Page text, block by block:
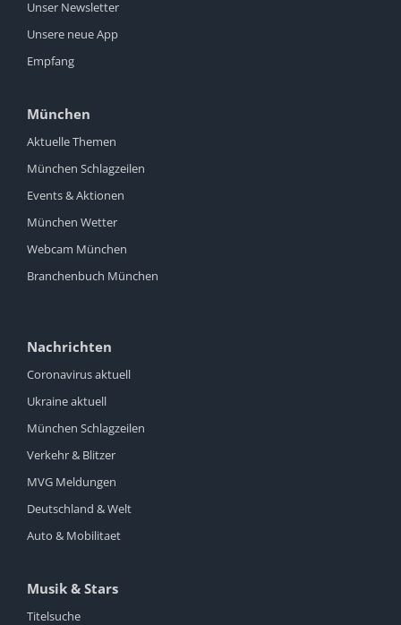
Unser Newsletter
Unsere neue App
Empfang
München
Aktuelle Themen
München Schlagzeilen
Events & Aktionen
München Wetter
Webcam München
Branchenbuch München
Nachrichten
Coronavirus aktuell
Ukraine aktuell
München Schlagzeilen
Verkehr & Blitzer
MVG Meldungen
Deutschland & Welt
Auto & Mobilitaet
Musik & Stars
Titelsuche